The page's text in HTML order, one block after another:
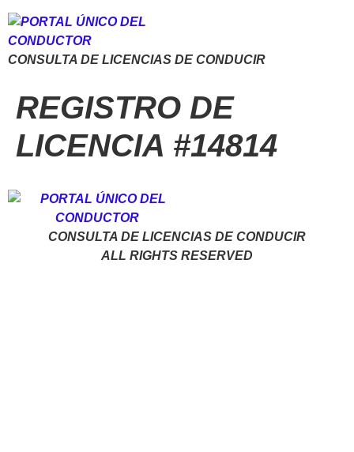
CONSULTA DE LICENCIAS DE CONDUCIR
REGISTRO DE
LICENCIA #14814
CONSULTA DE LICENCIAS DE CONDUCIR
ALL RIGHTS RESERVED